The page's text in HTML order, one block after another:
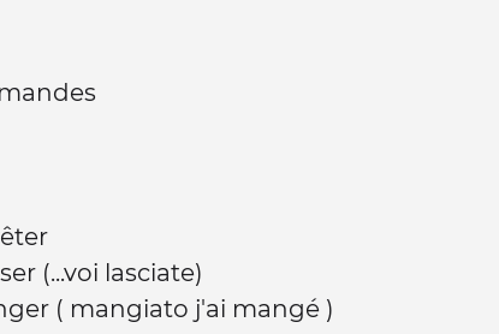
(...voi lasciate)
( mangiato j'ai mangé )